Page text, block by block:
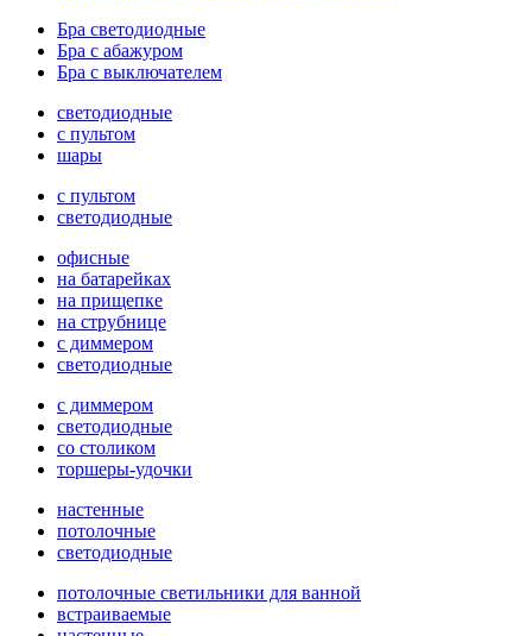
Бра светодиодные
Бра с абажуром
Бра с выключателем
светодиодные
с пультом
шары
с пультом
светодиодные
офисные
на батарейках
на прищепке
на струбнице
с диммером
светодиодные
с диммером
светодиодные
со столиком
торшеры-удочки
настенные
потолочные
светодиодные
потолочные светильники для ванной
встраиваемые